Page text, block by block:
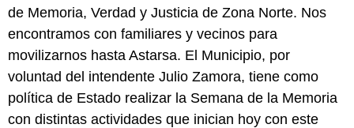
de Memoria, Verdad y Justicia de Zona Norte. Nos
encontramos con familiares y vecinos para
movilizarnos hasta Astarsa. El Municipio, por
voluntad del intendente Julio Zamora, tiene como
política de Estado realizar la Semana de la Memoria
con distintas actividades que inician hoy con este